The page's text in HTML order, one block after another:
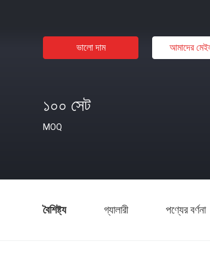
ভালো দাম আমাদের
১০০ সেট
MOQ
বৈশিষ্ট্য গ্যালারী পণ্যের বর্ণনা